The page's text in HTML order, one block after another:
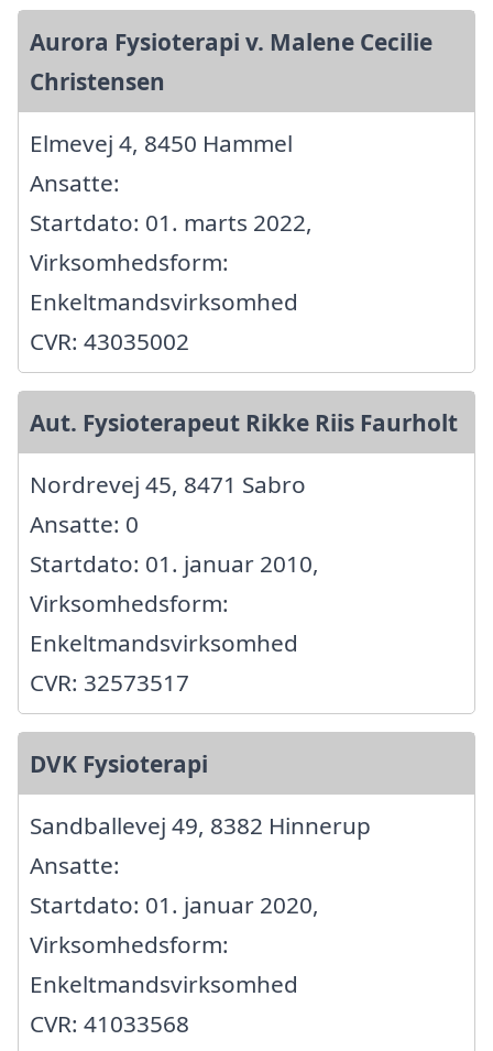
Aurora Fysioterapi v. Malene Cecilie
Christensen
Elmevej 4, 8450 Hammel
Ansatte:
Startdato: 01. marts 2022,
Virksomhedsform:
Enkeltmandsvirksomhed
CVR: 43035002
Aut. Fysioterapeut Rikke Riis Faurholt
Nordrevej 45, 8471 Sabro
Ansatte: 0
Startdato: 01. januar 2010,
Virksomhedsform:
Enkeltmandsvirksomhed
CVR: 32573517
DVK Fysioterapi
Sandballevej 49, 8382 Hinnerup
Ansatte:
Startdato: 01. januar 2020,
Virksomhedsform:
Enkeltmandsvirksomhed
CVR: 41033568